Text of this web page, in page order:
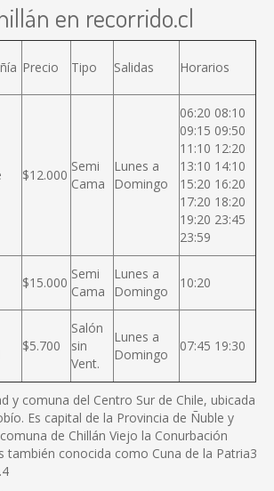
en recorrido.cl
Precio Tipo Salidas Horarios
$12.000
Semi
Cama
Lunes a
Domingo
06:20 08:10
09:15 09:50
11:10 12:20
13:10 14:10
15:20 16:20
17:20 18:20
19:20 23:45
23:59
$15.000
Semi
Cama
Lunes a
Domingo
10:20
$5.700
Salón
sin
Vent.
Lunes a
Domingo
07:45 19:30
y comuna del Centro Sur de Chile, ubicada
Es capital de la Provincia de Ñuble y
de Chillán Viejo la Conurbación
también conocida como Cuna de la Patria3